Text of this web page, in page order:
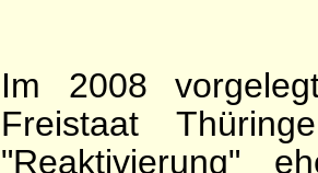
Im 2008
Freistaat
"Reaktivierung"